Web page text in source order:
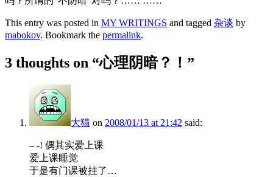
This entry was posted in MY WRITINGS and tagged 杂谈 by
mabokov. Bookmark the permalink.
3 thoughts on “心理阴暗？！ ”
大猫 on 2008/01/13 at 21:42 said:
– -! 偶其实爱上课
爱上课睡觉
于是有门课被挂了…